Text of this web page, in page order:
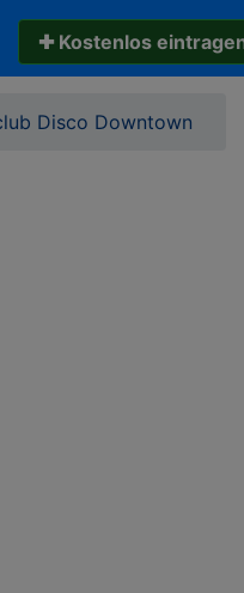
✚ Kostenlos
Disco Downtown